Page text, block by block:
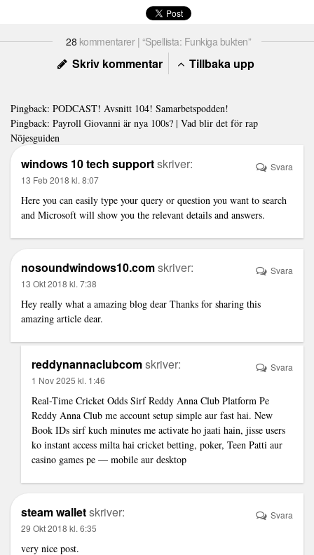
28 kommentarer | “Spellista: Funkiga bukten”
Skriv kommentar Tillbaka upp
Pingback: PODCAST! Avsnitt 104! Samarbetspodden!
Pingback: Payroll Giovanni är nya 100s? | Vad blir det för rap
Nöjesguiden
windows 10 tech supportskriver:
13 Feb 2018 kl. 8:07
Here you can easily type your query or question you want to search
and Microsoft will show you the relevant details and answers.
Svara
nosoundwindows10.comskriver:
13 Okt 2018 kl. 7:38
Hey really what a amazing blog dear Thanks for sharing this
amazing article dear.
Svara
reddynannaclubcomskriver:
1 Nov 2025 kl. 1:46
Real-Time Cricket Odds Sirf Reddy Anna Club Platform Pe
Reddy Anna Club me account setup simple aur fast hai. New
Book IDs sirf kuch minutes me activate ho jaati hain, jisse users
ko instant access milta hai cricket betting, poker, Teen Patti aur
casino games pe — mobile aur desktop
Svara
steam walletskriver:
29 Okt 2018 kl. 6:35
very nice post.
Svara